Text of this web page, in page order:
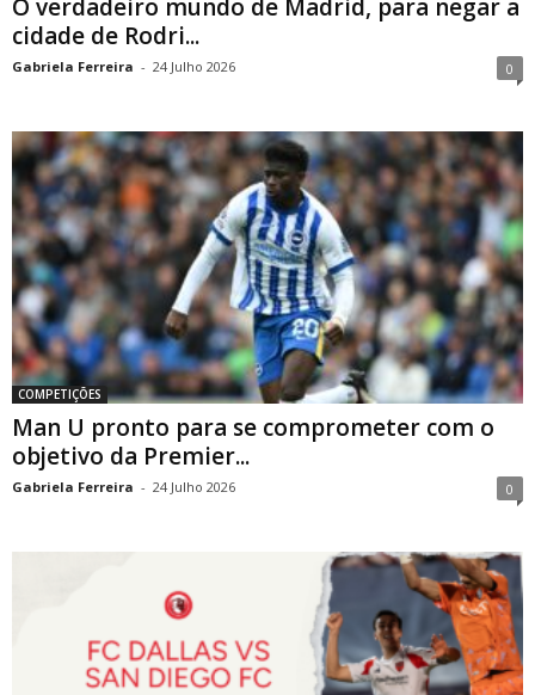
O verdadeiro mundo de Madrid, para negar a
cidade de Rodri...
Gabriela Ferreira - 24 Julho 2026 0
COMPETIÇÕES
Man U pronto para se comprometer com o
objetivo da Premier...
Gabriela Ferreira - 24 Julho 2026 0